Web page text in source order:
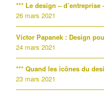
*** Le design –
26 mars 2021
Victor Papanek : Design
24 mars 2021
*** Quand les icônes du
23 mars 2021